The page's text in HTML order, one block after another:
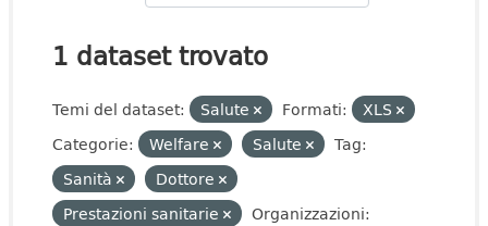
1 dataset trovato
Temi del dataset: Salute Formati:
XLS
Categorie:
Welfare Salute
Tag:
Sanità
Dottore
Prestazioni sanitarie
Organizzazioni: